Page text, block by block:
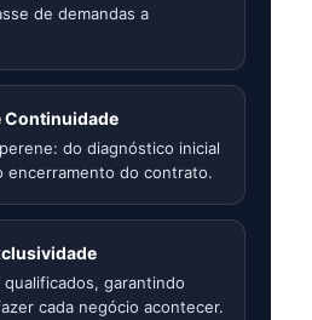
de demandas a
Continuidade
do diagnóstico inicial
encerramento do contrato.
qualificados, garantindo
cada negócio acontecer.